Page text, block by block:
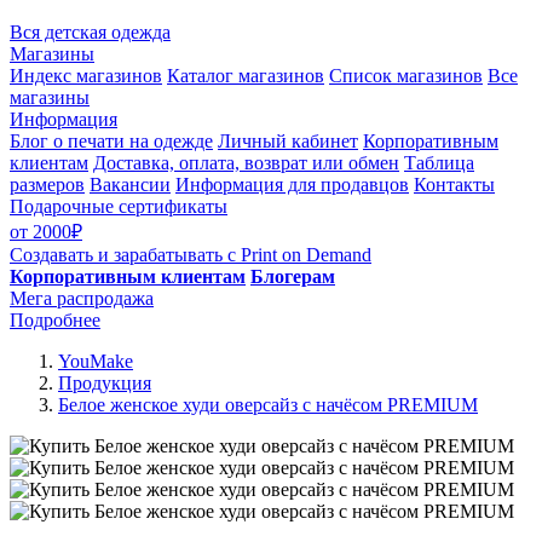
Вся детская одежда
Магазины
Индекс магазинов Каталог магазинов Список магазинов Все
магазины
Информация
Блог о печати на одежде Личный кабинет Корпоративным
клиентам Доставка, оплата, возврат или обмен Таблица
размеров Вакансии Информация для продавцов Контакты
Подарочные сертификаты
от 2000₽
Создавать и зарабатывать с Print on Demand
Корпоративным клиентам Блогерам
Мега распродажа
Подробнее
YouMake
Продукция
Белое женское худи оверсайз с начёсом PREMIUM